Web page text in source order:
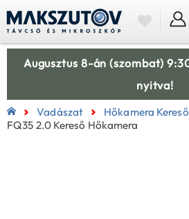
Augusztus 8-án (szombat)
nyitva!
Vadászat Hőkamera Kereső
FQ35 2.0 Kereső Hőkamera